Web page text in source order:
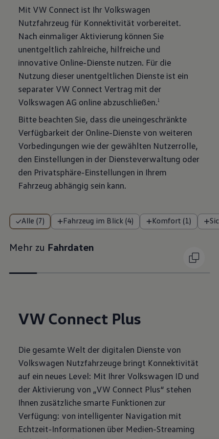
Mit VW Connect ist Ihr Volkswagen
Nutzfahrzeug für Konnektivität vorbereitet.
Nach einmaliger Aktivierung können Sie
unentgeltlich zahlreiche, hilfreiche und
innovative Online-Dienste nutzen. Für die
Nutzung dieser unentgeltlichen Dienste ist ein
separater VW Connect Vertrag mit der
Volkswagen AG online abzuschließen.⁠1
Bitte beachten Sie, dass die uneingeschränkte
Verfügbarkeit der Online-Dienste von weiteren
Vorbedingungen wie der gewählten Nutzerrolle,
den Einstellungen in der Diensteverwaltung oder
den Privatsphäre-Einstellungen in Ihrem
Fahrzeug abhängig sein kann.
Alle (7) Fahrzeug im Blick (4) Komfort (1)
Mehr zu Fahrdaten
VW Connect Plus
Die gesamte Welt der digitalen Dienste von
Volkswagen Nutzfahrzeuge bringt Konnektivität
auf ein neues Level: Mit Ihrer Volkswagen ID und
der Aktivierung von „VW Connect Plus“ stehen
Ihnen zusätzliche smarte Funktionen zur
Verfügung: von intelligenter Navigation mit
Echtzeit-Informationen über Medien-Streaming